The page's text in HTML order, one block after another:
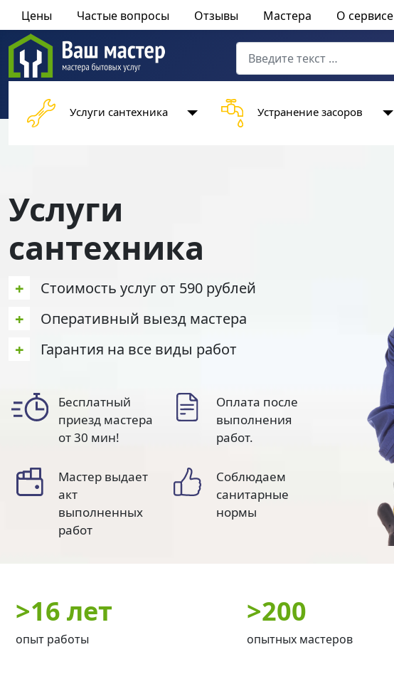
Цены Частые вопросы Отзывы Мастера О сервисе
Поиск
Type 2 or more characters
Услуги сантехника Устранение засоров
Услуги
сантехника
+ Стоимость услуг от 590 рублей
+ Оперативный выезд мастера
+ Гарантия на все виды работ
Бесплатный
приезд мастера
от 30 мин!
Оплата после
выполнения
работ.
Мастер выдает
акт
выполненных
работ
Соблюдаем
санитарные
нормы
>16 лет
опыт работы
>200
опытных мастеров